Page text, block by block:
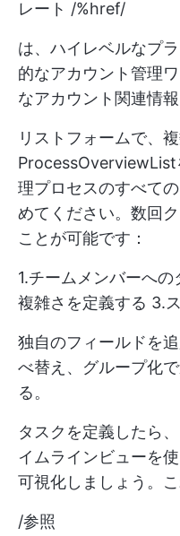
レート /%href/
は、ハイレベルなプ
的なアカウント管理
なアカウント関連情
リストフォームで、
ProcessOverviewList
理プロセスのすべて
めてください。数回
ことが可能です：
1.チームメンバーへ
複雑さを定義する 3.
独自のフィールドを
べ替え、グループ化
る。
タスクを定義したら
イムラインビューを
可視化しましょう。
/参照